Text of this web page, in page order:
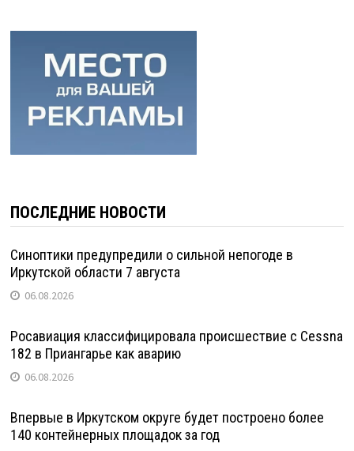
ПОСЛЕДНИЕ НОВОСТИ
Синоптики предупредили о сильной непогоде в
Иркутской области 7 августа
06.08.2026
Росавиация классифицировала происшествие с Cessna
182 в Приангарье как аварию
06.08.2026
Впервые в Иркутском округе будет построено более
140 контейнерных площадок за год